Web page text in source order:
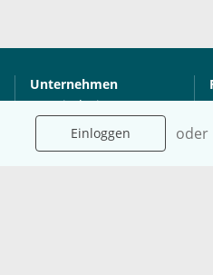
Einloggen oder
Unternehmen
Das sind wir
Für Unternehmen
Für Agenturen